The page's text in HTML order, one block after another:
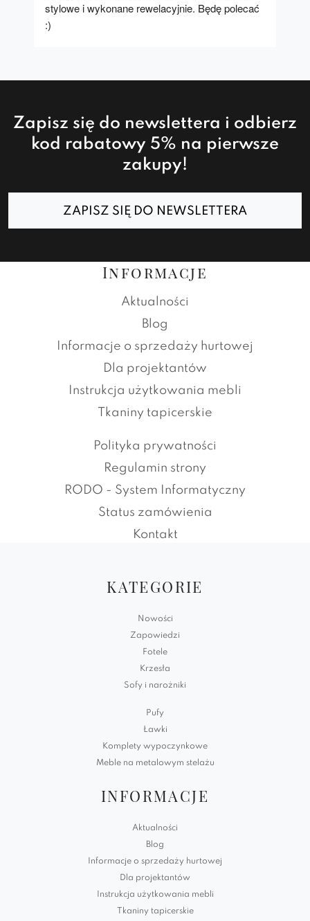
stylowe i wykonane rewelacyjnie. Będę polecać
:)
Zapisz się do newslettera i odbierz
kod rabatowy 5% na pierwsze
zakupy!
ZAPISZ SIĘ DO NEWSLETTERA
Informacje
Aktualności
Blog
Informacje o sprzedaży hurtowej
Dla projektantów
Instrukcja użytkowania mebli
Tkaniny tapicerskie
Polityka prywatności
Regulamin strony
RODO - System Informatyczny
Status zamówienia
Kontakt
KATEGORIE
Nowości
Zapowiedzi
Fotele
Krzesła
Sofy i narożniki
Pufy
Ławki
Komplety wypoczynkowe
Meble na metalowym stelażu
INFORMACJE
Aktualności
Blog
Informacje o sprzedaży hurtowej
Dla projektantów
Instrukcja użytkowania mebli
Tkaniny tapicerskie